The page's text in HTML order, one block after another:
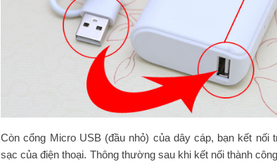
Còn cổng Micro USB (đầu nhỏ) của dây cáp, bạn kết nối
sạc của điện thoại. Thông thường sau khi kết nối thành